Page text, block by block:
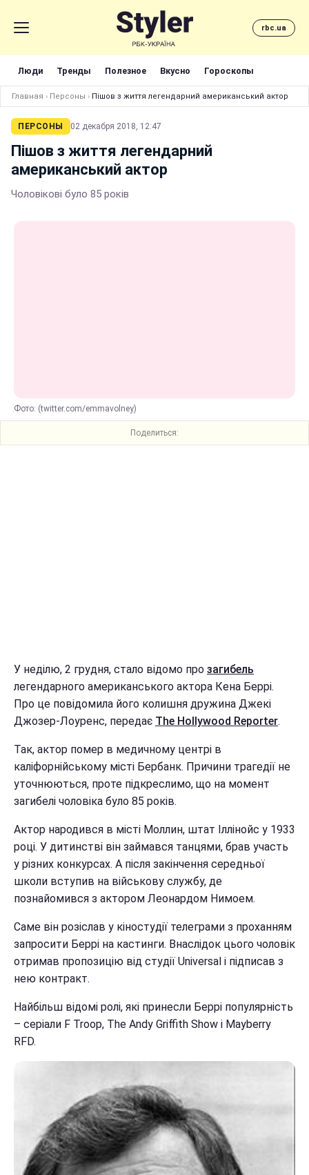
rbc.ua
Люди Тренды Полезное Вкусно Гороскопы
Главная › Персоны › Пішов з життя легендарний американський актор
ПЕРСОНЫ 02 декабря 2018, 12:47
Пішов з життя легендарний
американський актор
Чоловікові було 85 років
Фото: (twitter.com/emmavolney)
Поделиться:
У неділю, 2 грудня, стало відомо про загибель
легендарного американського актора Кена Беррі.
Про це повідомила його колишня дружина Джекі
Джозер-Лоуренс, передає The Hollywood Reporter.
Так, актор помер в медичному центрі в
каліфорнійському місті Бербанк. Причини трагедії не
уточнюються, проте підкреслимо, що на момент
загибелі чоловіка було 85 років.
Актор народився в місті Моллин, штат Іллінойс у 1933
році. У дитинстві він займався танцями, брав участь
у різних конкурсах. А після закінчення середньої
школи вступив на військову службу, де
познайомився з актором Леонардом Нимоем.
Саме він розіслав у кіностудії телеграми з проханням
запросити Беррі на кастинги. Внаслідок цього чоловік
отримав пропозицію від студії Universal і підписав з
нею контракт.
Найбільш відомі ролі, які принесли Беррі популярність
– серіали F Troop, The Andy Griffith Show і Mayberry
RFD.